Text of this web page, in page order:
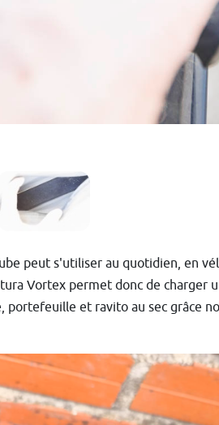
peut s'utiliser au quotidien, en
Vortex permet donc de charger
portefeuille et ravito au sec grâce